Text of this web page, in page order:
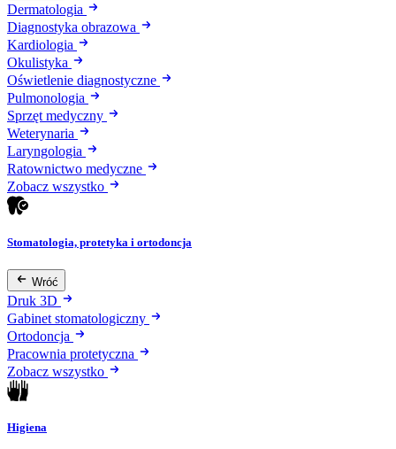
Dermatologia
Diagnostyka obrazowa
Kardiologia
Okulistyka
Oświetlenie diagnostyczne
Pulmonologia
Sprzęt medyczny
Weterynaria
Laryngologia
Ratownictwo medyczne
Zobacz wszystko
Stomatologia, protetyka i ortodoncja
Wróć
Druk 3D
Gabinet stomatologiczny
Ortodoncja
Pracownia protetyczna
Zobacz wszystko
Higiena